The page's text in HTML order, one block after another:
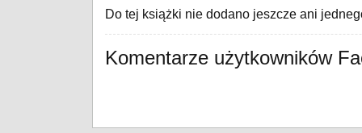
Do tej książki nie dodano jeszcze ani
Komentarze użytkowników